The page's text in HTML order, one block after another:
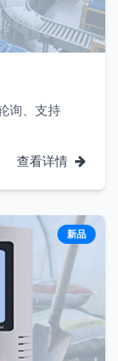
询、支持
查看详情
新品